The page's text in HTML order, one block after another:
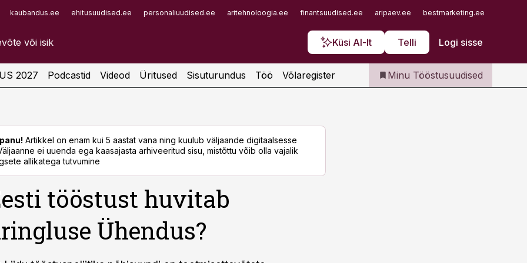
kaubandus.ee ehitusuudised.ee personaliuudised.ee aritehnoloogia.ee finantsuudised.ee aripaev.ee bestmarketing.ee
Küsi AI-lt Telli Logi sisse
Infopank
Iseteenindus
Telli Tööstusuudised
2027 Podcastid Videod Üritused Sisuturundus Töö Võlaregister Minu Tööstusuudised
Artikkel on enam kui 5 aastat vana ning kuulub väljaande digitaalsesse
ei uuenda ega kaasajasta arhiveeritud sisu, mistõttu võib olla vajalik
allikatega tutvumine
tööstust huvitab
Ühendus?